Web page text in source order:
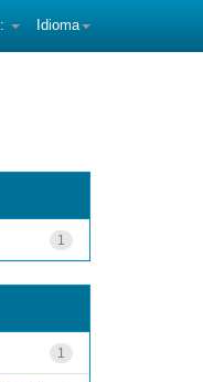
Idioma
1
1